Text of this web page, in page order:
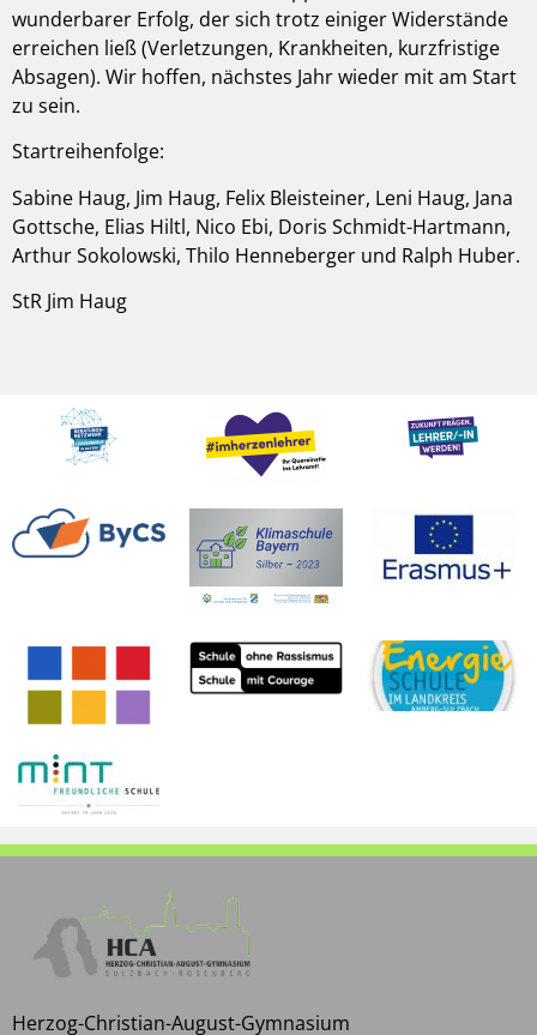
wunderbarer Erfolg, der sich trotz einiger Widerstände
erreichen ließ (Verletzungen, Krankheiten, kurzfristige
Absagen). Wir hoffen, nächstes Jahr wieder mit am Start
zu sein.
Startreihenfolge:
Sabine Haug, Jim Haug, Felix Bleisteiner, Leni Haug, Jana
Gottsche, Elias Hiltl, Nico Ebi, Doris Schmidt-Hartmann,
Arthur Sokolowski, Thilo Henneberger und Ralph Huber.
StR Jim Haug
Herzog-Christian-August-Gymnasium